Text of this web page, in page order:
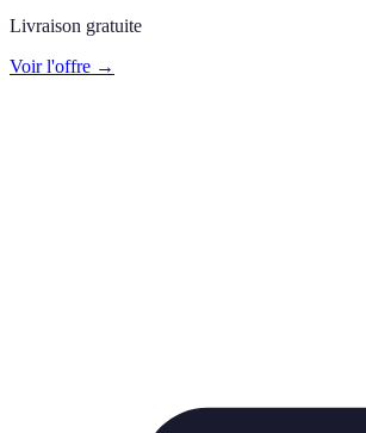
Livraison gratuite
Voir l'offre →